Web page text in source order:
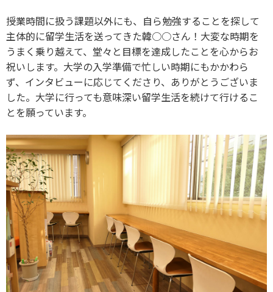
授業時間に扱う課題以外にも、自ら勉強することを探して
主体的に留学生活を送ってきた韓○○さん！大変な時期を
うまく乗り越えて、堂々と目標を達成したことを心からお
祝いします。大学の入学準備で忙しい時期にもかかわら
ず、インタビューに応じてくださり、ありがとうございま
した。大学に行っても意味深い留学生活を続けて行けるこ
とを願っています。